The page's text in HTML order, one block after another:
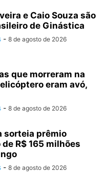
e Caio Souza são
de Ginástica
- 8 de agosto de 2026
que morreram na
eram avó,
- 8 de agosto de 2026
sorteia prêmio
R$ 165 milhões
- 8 de agosto de 2026